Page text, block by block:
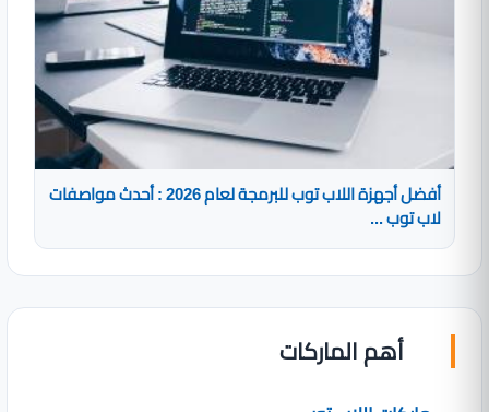
أفضل أجهزة اللاب توب للبرمجة لعام 2026 : أحدث مواصفات
لاب توب ...
أهم الماركات